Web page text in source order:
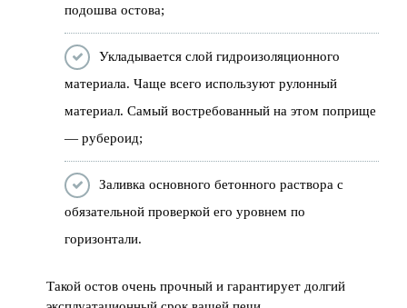
подошва остова;
Укладывается слой гидроизоляционного
материала. Чаще всего используют рулонный
материал. Самый востребованный на этом поприще
— рубероид;
Заливка основного бетонного раствора с
обязательной проверкой его уровнем по
горизонтали.
Такой остов очень прочный и гарантирует долгий